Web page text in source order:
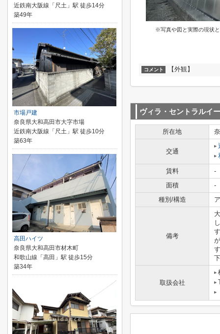
※写真や図と実際の現状
コメント 【外観】
ヴィラ・セントラルイ
所在地
交通
賃料
-
面積
-
種別/構造
備考
取扱会社
近鉄南大阪線「尺土」駅 徒歩14分
築49年
市場戸建
奈良県大和高田市大字市場
近鉄南大阪線「尺土」駅 徒歩10分
築63年
高田ハイツ
奈良県大和高田市材木町
和歌山線「高田」駅 徒歩15分
築34年